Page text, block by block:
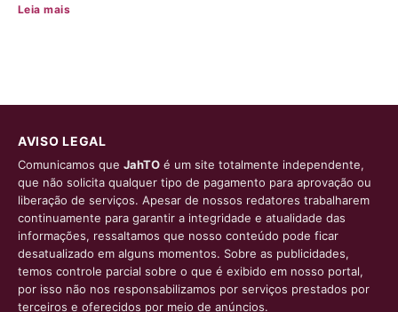
Leia mais
AVISO LEGAL
Comunicamos que JahTO é um site totalmente independente,
que não solicita qualquer tipo de pagamento para aprovação ou
liberação de serviços. Apesar de nossos redatores trabalharem
continuamente para garantir a integridade e atualidade das
informações, ressaltamos que nosso conteúdo pode ficar
desatualizado em alguns momentos. Sobre as publicidades,
temos controle parcial sobre o que é exibido em nosso portal,
por isso não nos responsabilizamos por serviços prestados por
terceiros e oferecidos por meio de anúncios.